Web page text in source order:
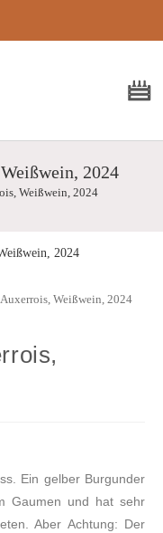
2024
Weißwein, 2024
Weißwein, 2024
Ein gelber Burgunder
Gaumen und hat sehr
Aber Achtung: Der